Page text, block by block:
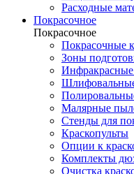
Расходные
Покрасочное
Покрасочное
Покрасочные
Зоны
Малярные
Стенды для
Краскопульты
Опции к
Комплекты
Очистка